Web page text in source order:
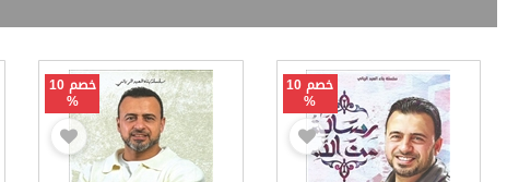
خصم 10
%
خصم 10
%